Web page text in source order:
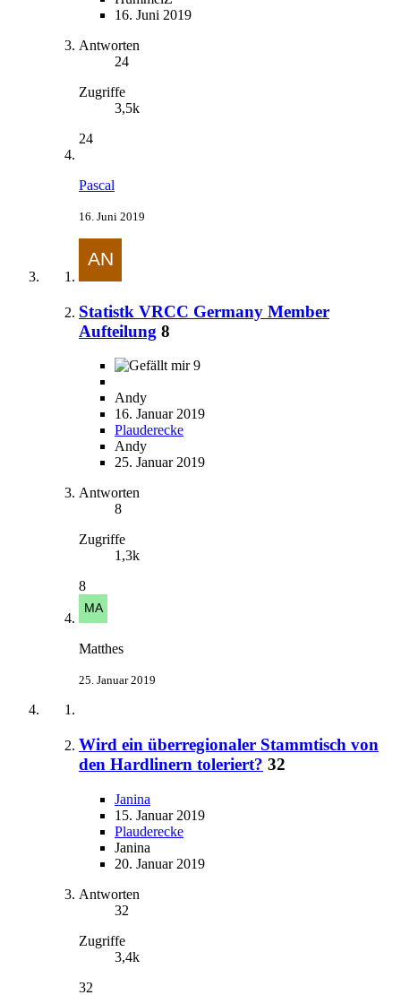
16. Juni 2019
Antworten
24
Zugriffe
3,5k
24
Pascal
16. Juni 2019
Statistk VRCC Germany Member
Aufteilung 8
9
Andy
16. Januar 2019
Plauderecke
Andy
25. Januar 2019
Antworten
8
Zugriffe
1,3k
8
Matthes
25. Januar 2019
Wird ein überregionaler Stammtisch von
den Hardlinern toleriert? 32
Janina
15. Januar 2019
Plauderecke
Janina
20. Januar 2019
Antworten
32
Zugriffe
3,4k
32